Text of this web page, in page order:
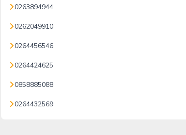
0263894944
0262049910
0264456546
0264424625
0858885088
0264432569